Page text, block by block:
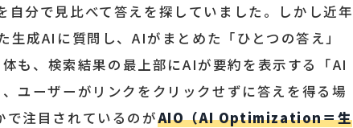
分で見比べて答えを探していました。しかし近年
成AIに質問し、AIがまとめた「ひとつの答え」
も、検索結果の最上部にAIが要約を表示する「AI
ユーザーがリンクをクリックせずに答えを得る場
で注目されているのがAIO（AI Optimization＝生